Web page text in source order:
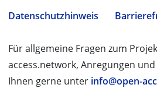
Datenschutzhinweis
Für allgemeine Fragen zum
access.network, Anregungen
Ihnen gerne unter info@open-